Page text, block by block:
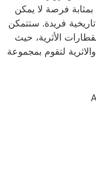
فرصة لا يمكن
فريدة. ستتمكن
الأثرية، حيث
لتقوم بمجموعة